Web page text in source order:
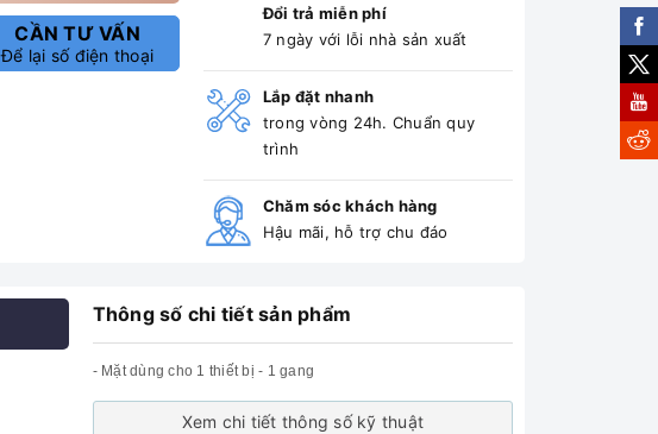
CẦN TƯ VẤN
Để lại số điện thoại
Đổi trả miễn phí
7 ngày với lỗi nhà sản xuất
Lắp đặt nhanh
trong vòng 24h. Chuẩn quy
trình
Chăm sóc khách hàng
Hậu mãi, hỗ trợ chu đáo
Thông số chi tiết sản phẩm
- Mặt dùng cho 1 thiết bị - 1 gang
Xem chi tiết thông số kỹ thuật